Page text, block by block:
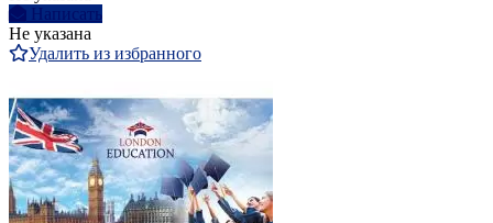
Написать
Не указана
Удалить из избранного